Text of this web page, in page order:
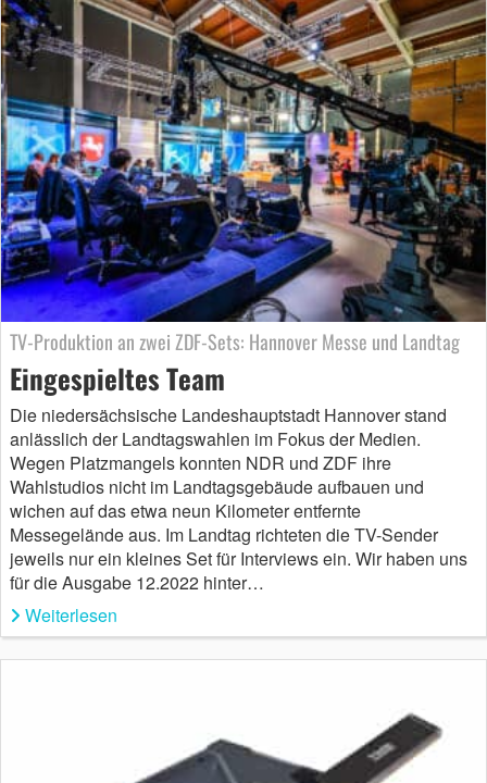
TV-Produktion an zwei ZDF-Sets: Hannover Messe und Landtag
Eingespieltes Team
Die niedersächsische Landeshauptstadt Hannover stand
anlässlich der Landtagswahlen im Fokus der Medien.
Wegen Platzmangels konnten NDR und ZDF ihre
Wahlstudios nicht im Landtagsgebäude aufbauen und
wichen auf das etwa neun Kilometer entfernte
Messegelände aus. Im Landtag richteten die TV-Sender
jeweils nur ein kleines Set für Interviews ein. Wir haben uns
für die Ausgabe 12.2022 hinter…
Weiterlesen